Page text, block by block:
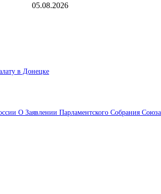
05.08.2026
в Донецке
О Заявлении Парламентского Собрания